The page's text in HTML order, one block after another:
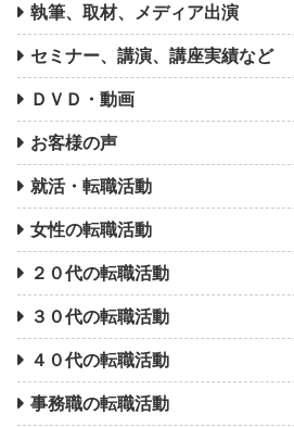
執筆、取材、メディア出演
セミナー、講演、講座実績など
ＤＶＤ・動画
お客様の声
就活・転職活動
女性の転職活動
２０代の転職活動
３０代の転職活動
４０代の転職活動
事務職の転職活動